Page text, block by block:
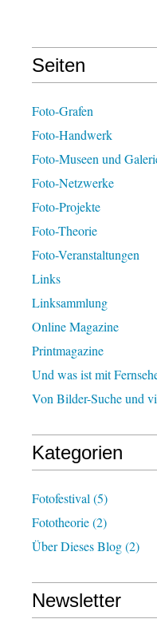
Seiten
Foto-Grafen
Foto-Handwerk
Foto-Museen und
Foto-Netzwerke
Foto-Projekte
Foto-Theorie
Foto-Veranstaltungen
Links
Linksammlung
Online Magazine
Printmagazine
Und was ist mit
Von Bilder-Suche und
Kategorien
Fotofestival (5)
Fototheorie(2)
Über Dieses Blog(2)
Newsletter